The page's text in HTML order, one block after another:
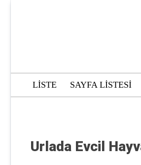
LISTE SAYFA LISTESI
Urlada Evcil